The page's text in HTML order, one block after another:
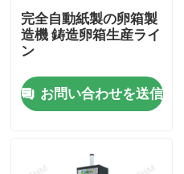
ホーム
完全自動紙製の卵箱製
造機 鋳造卵箱生産ライ
ン
お問い合わせを送信